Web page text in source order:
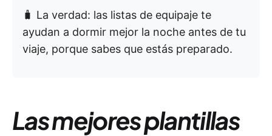
🧳 La verdad: las listas de equipaje te
ayudan a dormir mejor la noche antes de tu
viaje, porque sabes que estás preparado.
Las mejores plantillas